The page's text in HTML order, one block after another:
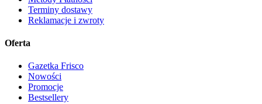
Terminy dostawy
Reklamacje i zwroty
Oferta
Gazetka Frisco
Nowości
Promocje
Bestsellery